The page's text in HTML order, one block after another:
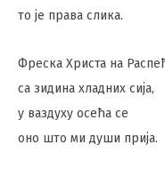
то је права слика.
Фреска Христа на
са зидина хладних сија,
у ваздуху осећа се
оно што ми души прија.